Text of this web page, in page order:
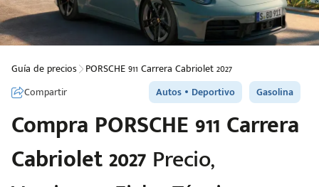
Guía de precios PORSCHE 911 Carrera Cabriolet 2027
Compartir
Autos Deportivo Gasolina
Compra PORSCHE 911 Carrera
Cabriolet 2027 Precio,